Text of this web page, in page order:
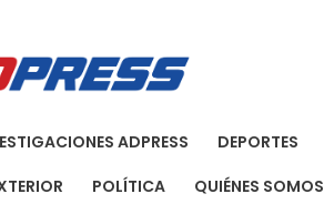
ADPRESS DEPORTES
POLÍTICA QUIÉNES SOMOS